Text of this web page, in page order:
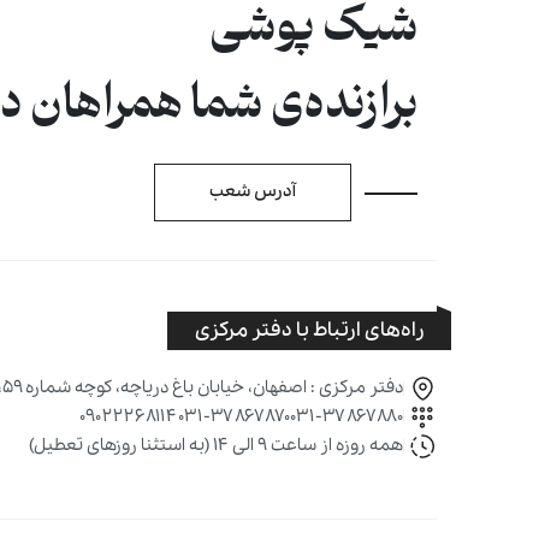
شیک پوشی
برازنده‌ی شما
آدرس شعب
راه‌های ارتباط با دفتر مرکزی
دفتر مرکزی : اصفهان، خیابان باغ دریاچه، کوچه شماره ۵۹، پلاک ۱۶۹
۰۳۱-۳۷۸۶۷۸۸۰۰۳۱-۳۷۸۶۷۸۷۰۰۹۰۲۲۲۶۸۱۱۴
همه روزه از ساعت ۹ الی ۱۴ (به استثنا روزهای تعطیل)